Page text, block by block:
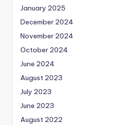
January 2025
December 2024
November 2024
October 2024
June 2024
August 2023
July 2023
June 2023
August 2022